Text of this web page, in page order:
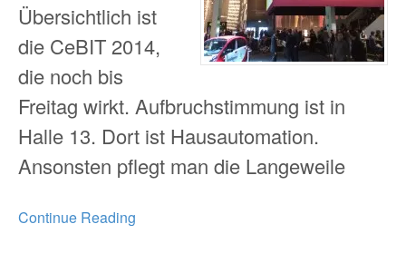
Übersichtlich ist
die CeBIT 2014,
die noch bis
Freitag wirkt. Aufbruchstimmung ist in
Halle 13. Dort ist Hausautomation.
Ansonsten pflegt man die Langeweile
Continue Reading